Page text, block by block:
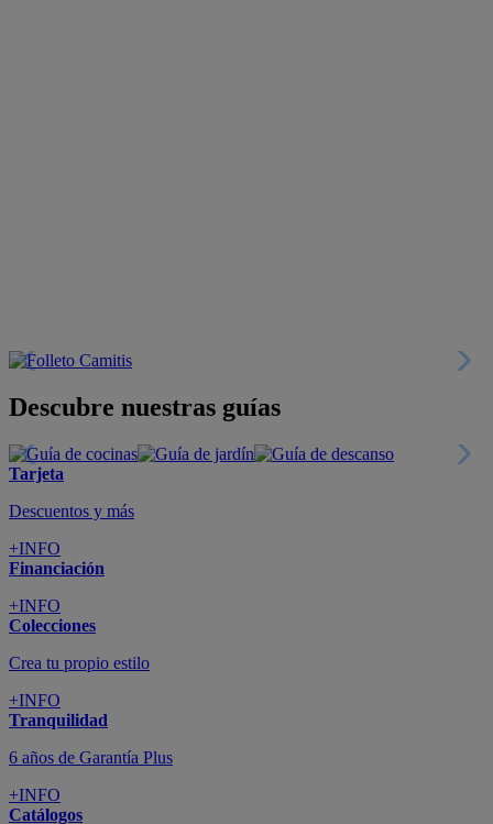
Descubre nuestras guías
Tarjeta
Descuentos y más
+INFO
Financiación
+INFO
Colecciones
Crea tu propio estilo
+INFO
Tranquilidad
6 años de Garantía Plus
+INFO
Catálogos